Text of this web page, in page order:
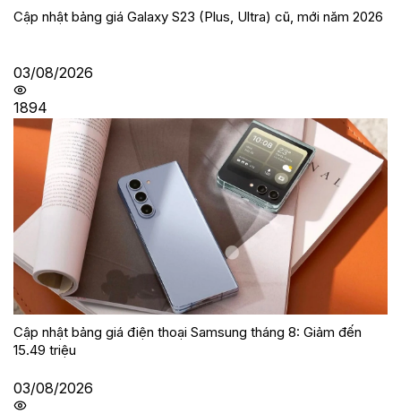
Cập nhật bảng giá Galaxy S23 (Plus, Ultra) cũ, mới năm 2026
03/08/2026
1894
Cập nhật bảng giá điện thoại Samsung tháng 8: Giảm đến
15.49 triệu
03/08/2026